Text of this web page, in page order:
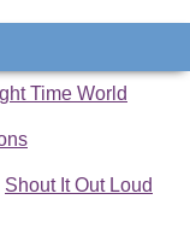
Time World
Shout It Out Loud